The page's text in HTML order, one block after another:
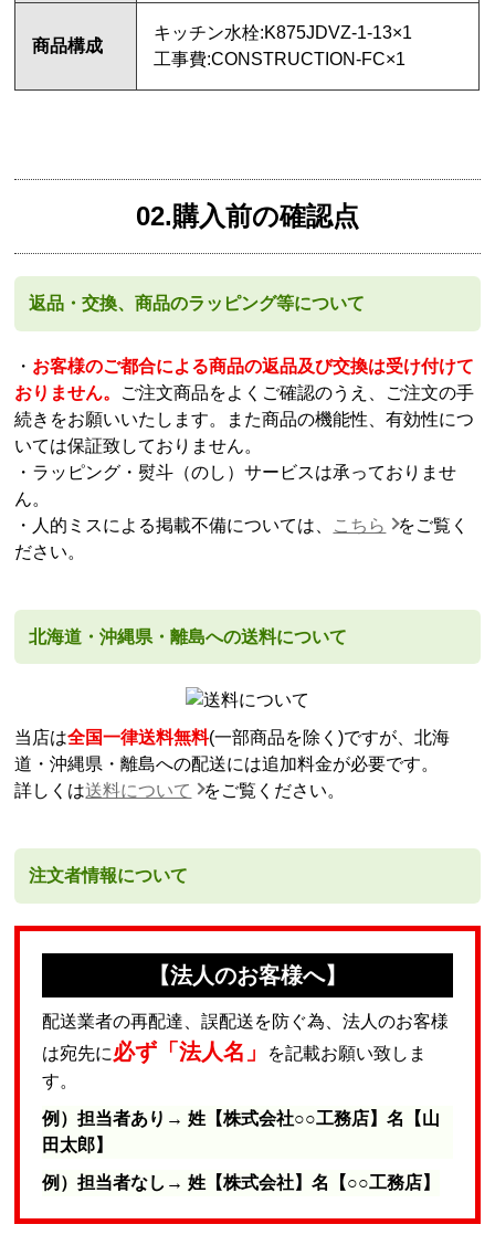
商品構成
キッチン水栓:K875JDVZ-1-13×1
工事費:CONSTRUCTION-FC×1
02.購入前の確認点
返品・交換、商品のラッピング等について
・ お客様のご都合による商品の返品及び交換は受け付けて
おりません。 ご注文商品をよくご確認のうえ、ご注文の手
続きをお願いいたします。また商品の機能性、有効性につ
いては保証致しておりません。
・ラッピング・熨斗（のし）サービスは承っておりませ
ん。
・人的ミスによる掲載不備については、 こちら
をご覧く
ださい。
北海道・沖縄県・離島への送料について
当店は全国一律送料無料(一部商品を除く)ですが、北海
道・沖縄県・離島への配送には追加料金が必要です。
詳しくは送料について をご覧ください。
注文者情報について
【法人のお客様へ】
配送業者の再配達、誤配送を防ぐ為、法人のお客様
は宛先に必ず「法人名」
を記載お願い致しま
す。
例）担当者あり→ 姓【株式会社○○工務店】名【山
田太郎】
例）担当者なし→ 姓【株式会社】名【○○工務店】